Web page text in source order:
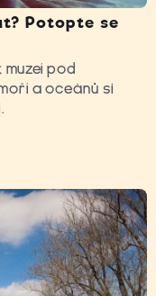
Potopte se
pod
a oceánů si